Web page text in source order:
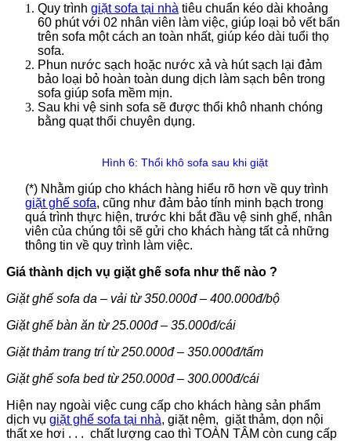
Quy trình giặt sofa tại nhà tiêu chuẩn kéo dài khoảng
60 phút với 02 nhân viên làm việc, giúp loại bỏ vết bẩn
trên sofa một cách an toàn nhất, giúp kéo dài tuổi thọ
sofa.
Phun nước sạch hoặc nước xả và hút sạch lại đảm
bảo loại bỏ hoàn toàn dung dịch làm sạch bên trong
sofa giúp sofa mềm mịn.
Sau khi vệ sinh sofa sẽ được thổi khô nhanh chóng
bằng quạt thổi chuyên dụng.
Hình 6: Thổi khô sofa sau khi giặt
(*) Nhằm giúp cho khách hàng hiểu rõ hơn về quy trình
giặt ghế sofa, cũng như đảm bảo tính minh bạch trong
quá trình thực hiện, trước khi bắt đầu vệ sinh ghế, nhân
viên của chúng tôi sẽ gửi cho khách hàng tất cả những
thông tin về quy trình làm việc.
Giá thành dịch vụ giặt ghế sofa như thế nào ?
Giặt ghế sofa da – vải từ 350.000đ – 400.000đ/bộ
Giặt ghế bàn ăn từ 25.000đ – 35.000đ/cái
Giặt thảm trang trí từ 250.000đ – 350.000đ/tấm
Giặt ghế sofa bed từ 250.000đ – 300.000đ/cái
Hiện nay ngoài việc cung cấp cho khách hàng sản phẩm
dịch vụ giặt ghế sofa tại nhà, giặt nệm, giặt thảm, dọn nội
thất xe hơi . . . chất lượng cao thì TOÀN TÂM còn cung cấp